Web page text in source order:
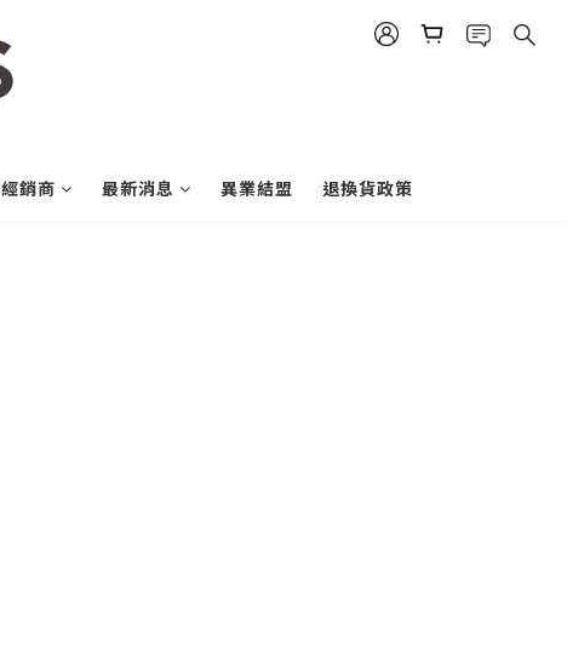
經銷商 最新消息 異業結盟 退換貨政策